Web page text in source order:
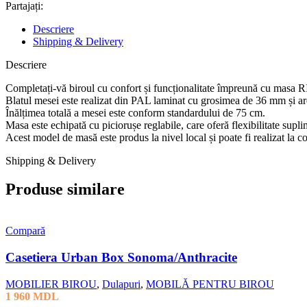
Partajați:
Descriere
Shipping & Delivery
Descriere
Completați-vă biroul cu confort și funcționalitate împreună cu masa
Blatul mesei este realizat din PAL laminat cu grosimea de 36 mm și
Înălțimea totală a mesei este conform standardului de 75 cm.
Masa este echipată cu piciorușe reglabile, care oferă flexibilitate
Acest model de masă este produs la nivel local și poate fi realizat la
Shipping & Delivery
Produse similare
Compară
Casetiera Urban Box Sonoma/Anthracite
MOBILIER BIROU, Dulapuri, MOBILĂ PENTRU BIROU
1 960 MDL